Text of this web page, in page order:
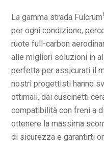
La gamma strada Fulcrum
per ogni condizione,
ruote full-carbon
alle migliori soluzioni in
perfetta per assicurati il
nostri progettisti hanno
ottimali, dai cuscinetti
compatibilità con freni a
ottenere la massima
di sicurezza e garantirti